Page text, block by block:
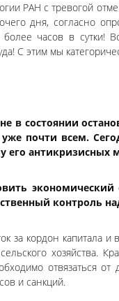
РАН с тревогой
дня, согласно
часов в сутки!
С этим мы
в состоянии
почти всем.
его антикризисных
за кордон капитала
хозяйства.
отвязаться
и санкций.